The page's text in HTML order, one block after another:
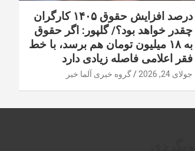
درصد افزایش حقوق ۱۴۰۵ کارگران
چقدر خواهد بود؟/ گلپور: اگر حقوق
به ۱۸ میلیون تومان هم برسد، با خط
فقر اعلامی فاصله زیادی دارد
جولای 24, 2026 گروه خبری آلما خبر